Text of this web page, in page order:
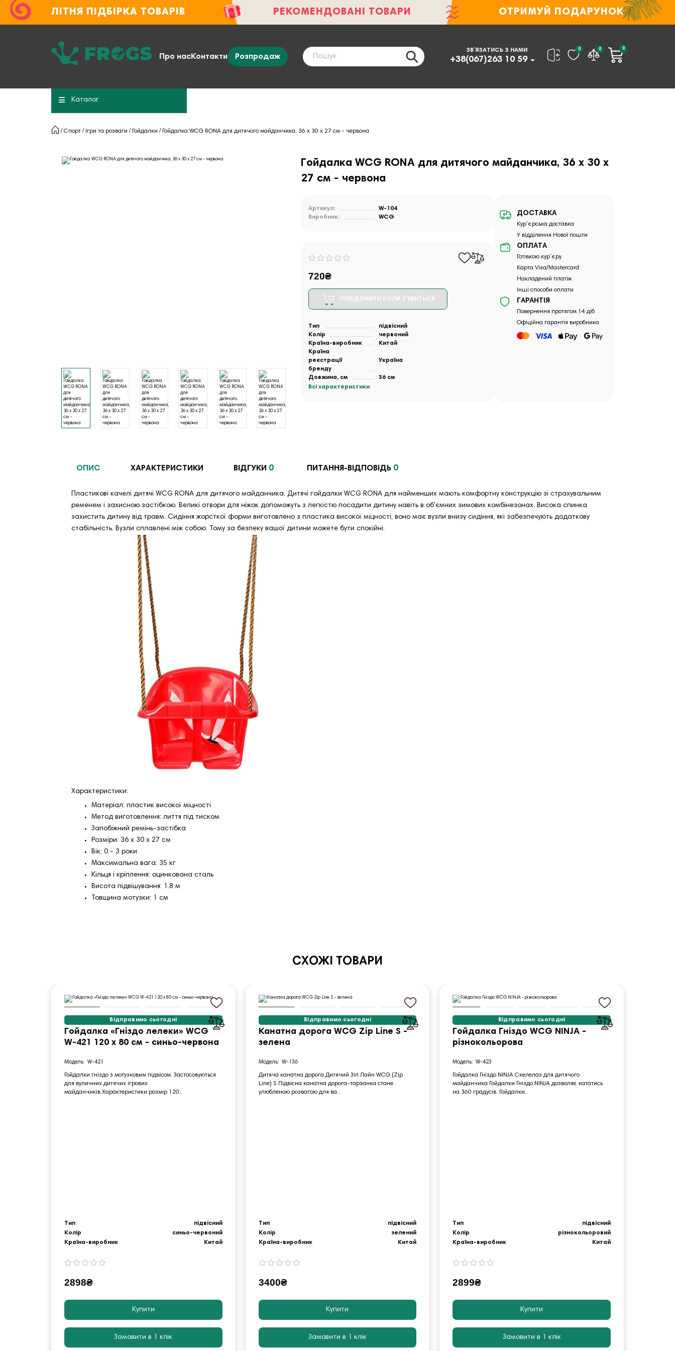
ЛІТНЯ ПІДБІРКА ТОВАРІВ РЕКОМЕНДОВАНІ ТОВАРИ ОТРИМУЙ ПОДАРУНОК
Про насКонтакти Розпродаж
ЗВ’ЯЗАТИСЬ З НАМИ
+38(067)263 10 59
0 0 0
Каталог
Спорт Ігри та розваги Гойдалки Гойдалка WCG RONA для дитячого майданчика, 36 х 30 х 27 см - червона
Гойдалка WCG RONA для дитячого майданчика, 36 х 30 х
27 см - червона
Артикул:
W-104
Виробник:
WCG
720₴
ПОВІДОМИТИ КОЛИ З'ЯВИТЬСЯ
Тип
підвісний
Колір
червоний
Країна-виробник
Китай
Країна
реєстрації
бренду
Україна
Довжина, см
36 см
Всі характеристики
ДОСТАВКА
Кур`єрська доставка
У відділення Нової пошти
ОПЛАТА
Готівкою кур`єру
Карта Visa/Mastercard
Накладений платіж
Інші способи оплати
ГАРАНТІЯ
Повернення протягом 14 діб
Офіційна гарантія виробника
ОПИС ХАРАКТЕРИСТИКИ ВІДГУКИ 0 ПИТАННЯ-ВІДПОВІДЬ 0
Пластикові качелі дитячі WCG RONA для дитячого майданчика. Дитячі гойдалки WCG RONA для найменших мають комфортну конструкцію зі страхувальним
ременем і захисною застібкою. Великі отвори для ніжок допоможуть з легкістю посадити дитину навіть в об'ємних зимових комбінезонах. Висока спинка
захистить дитину від травм. Сидіння жорсткої форми виготовлено з пластика високої міцності, воно має вузли внизу сидіння, які забезпечують додаткову
стабільність. Вузли сплавлені між собою. Тому за безпеку вашої дитини можете бути спокійні.
Характеристики:
Матеріал: пластик високої міцності
Метод виготовлення: лиття під тиском
Запобіжний ремінь-застібка
Розміри: 36 х 30 х 27 см
Вік: 0 - 3 роки
Максимальна вага: 35 кг
Кільця і кріплення: оцинкована сталь
Висота підвішування: 1.8 м
Товщина мотузки: 1 см
СХОЖІ ТОВАРИ
Відправимо сьогодні
Гойдалка «Гніздо лелеки» WCG
W-421 120 х 80 см - синьо-червона
W-421
Гойдалки гніздо з мотузковим підвісом. Застосовуються
для вуличних дитячих ігрових
майданчиків.Характеристики:розмір 120..
Тип
підвісний
Колір
синьо-червоний
Країна-виробник
Китай
2898₴
Купити
Замовити в 1 клік
Відправимо сьогодні
Канатна дорога WCG Zip Line S -
зелена
W-136
Дитяча канатна дорога Дитячий Зіп Лайн WCG (Zip
Line) S Підвісна канатна дорога-тарзанка стане
улюбленою розвагою для ва..
Тип
підвісний
Колір
зелений
Країна-виробник
Китай
3400₴
Купити
Замовити в 1 клік
Відправимо сьогодні
Гойдалка Гніздо WCG NINJA -
різнокольорова
W-423
Гойдалка Гніздо NINJA Скелелаз для дитячого
майданчика Гойдалки Гніздо NINJA дозволяє кататись
на 360 градусів. Гойдалки..
Тип
підвісний
Колір
різнокольоровий
Країна-виробник
Китай
2899₴
Купити
Замовити в 1 клік